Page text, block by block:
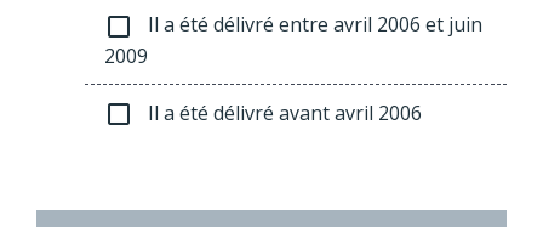
check_box_outline_blank
Il a été délivré entre avril 2006 et juin
2009
check_box_outline_blank Il a été délivré avant avril 2006